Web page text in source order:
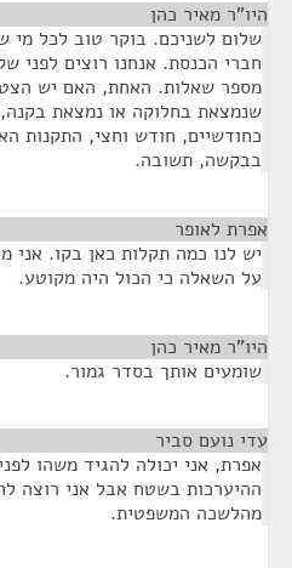
היו"ר מאיר כהן
שלום לשניכם. בוקר טוב לכל
חברי הכנסת. אנחנו רוצים לפני
מספר שאלות. האחת, האם יש
כחודשיים, חודש וחצי, התקנות
בבקשה, תשובה.
אפרת לאופר
יש לנו כמה תקלות כאן בקו.
על השאלה כי הכול היה מקוטע.
היו"ר מאיר כהן
שומעים אותך בסדר גמור.
עדי נועם סביר
אפרת, אני יכולה להגיד משהו
ההיערכות בשטח אבל אני רוצה
מהלשכה המשפטית.